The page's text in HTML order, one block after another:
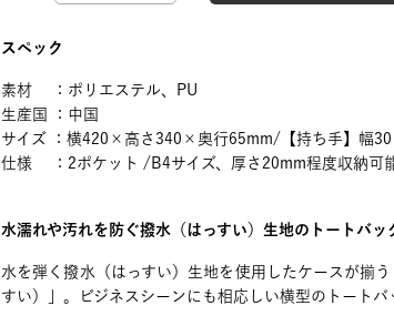
スペック
素材 ：ポリエステル、PU
生産国 ：中国
サイズ ：横420×高さ340×奥行65mm/【持ち手】幅
仕様 ：2ポケット /B4サイズ、厚さ20mm程度収納可
水濡れや汚れを防ぐ撥水（はっすい）生地のトートバッ
水を弾く撥水（はっすい）生地を使用したケースが揃
すい）」。ビジネスシーンにも相応しい横型のトートバ